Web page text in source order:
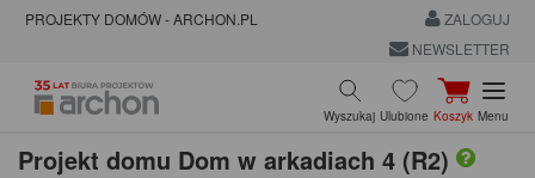
PROJEKTY DOMÓW - ARCHON.PL
ZALOGUJ
NEWSLETTER
Wyszukaj Ulubione Koszyk Menu
Projekt domu Dom w arkadiach 4 (R2)